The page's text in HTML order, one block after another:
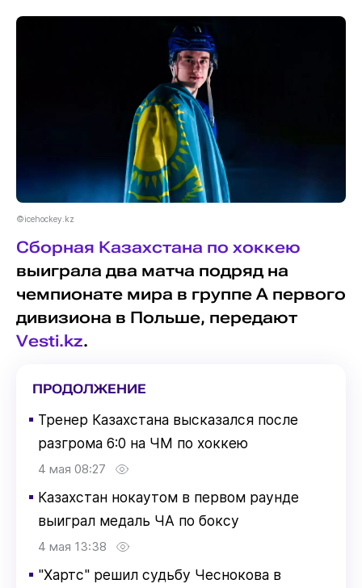
©icehockey.kz
Сборная Казахстана по хоккею
выиграла два матча подряд на
чемпионате мира в группе A первого
дивизиона в Польше, передают
Vesti.kz.
ПРОДОЛЖЕНИЕ
▪ Тренер Казахстана высказался после
разгрома 6:0 на ЧМ по хоккею
4 мая 08:27
▪ Казахстан нокаутом в первом раунде
выиграл медаль ЧА по боксу
4 мая 13:38
▪ "Хартс" решил судьбу Чеснокова в